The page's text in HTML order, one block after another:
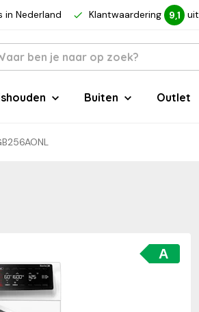
in Nederland Klantwaardering 9,1 uit
Buiten Outlet
A